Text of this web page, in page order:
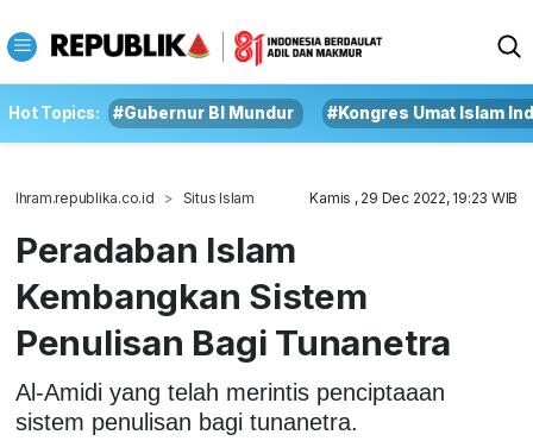
Hot Topics: #Gubernur BI Mundur #Kongres Umat Islam
Ihram.republika.co.id Situs Islam Kamis , 29 Dec 2022, 19:23 WIB
Peradaban Islam
Kembangkan Sistem
Penulisan Bagi Tunanetra
Al-Amidi yang telah merintis penciptaaan
sistem penulisan bagi tunanetra.